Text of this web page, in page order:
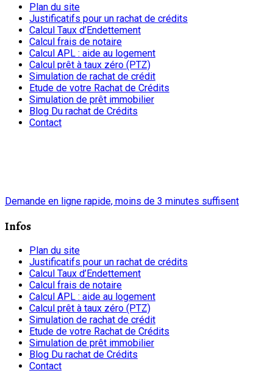
Plan du site
Justificatifs pour un rachat de crédits
Calcul Taux d’Endettement
Calcul frais de notaire
Calcul APL : aide au logement
Calcul prêt à taux zéro (PTZ)
Simulation de rachat de crédit
Etude de votre Rachat de Crédits
Simulation de prêt immobilier
Blog Du rachat de Crédits
Contact
Demande en ligne rapide, moins de 3 minutes suffisent
Infos
Plan du site
Justificatifs pour un rachat de crédits
Calcul Taux d’Endettement
Calcul frais de notaire
Calcul APL : aide au logement
Calcul prêt à taux zéro (PTZ)
Simulation de rachat de crédit
Etude de votre Rachat de Crédits
Simulation de prêt immobilier
Blog Du rachat de Crédits
Contact